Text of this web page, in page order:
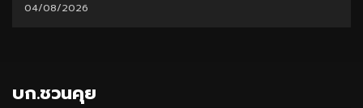
04/08/2026
บก.ชวนคุย